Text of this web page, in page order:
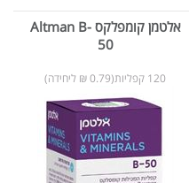
אלטמן קומפלקס Altman B-
50
120 קפליות(0.79 ₪ ליחידה)